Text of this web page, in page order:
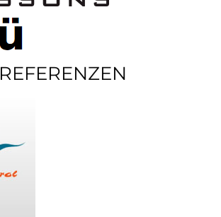
REFERENZEN